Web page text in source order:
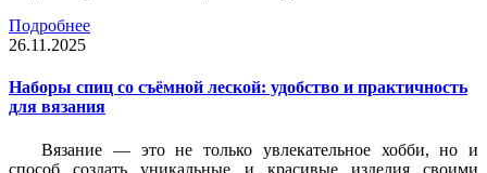
Подробнее
26.11.2025
Наборы спиц со съёмной леской: удобство и практичность
для вязания
Вязание — это не только увлекательное хобби, но и
способ создать уникальные и красивые изделия своими